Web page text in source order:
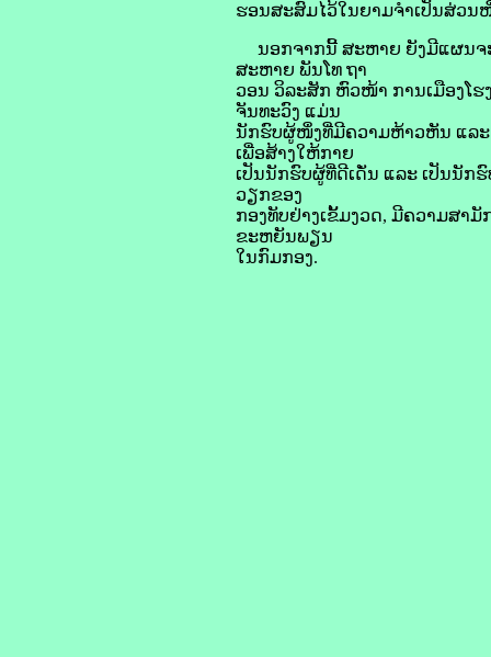
ຮອນສະສົມໄວ້ໃນຍາມຈໍາເປັນສ່ວ
ນອກຈາກນີ້ ສະຫາຍ ຍັງມີແຜນຈ
ສະຫາຍ ພັນໂທ ຖາ
ວອນ ວິລະສັກ ຫົວໜ້າ ການເມືອງໂ
ຈັນທະວົງ ແມ່ນ
ນັກຮົບຜູ້ໜຶ່ງທີ່ມີຄວາມຫ້າວຫັນ ແລະ
ເພື່ອສ້າງໃຫ້ກາຍ
ເປັນນັກຮົບຜູ້ທີ່ດີເດັ່ນ ແລະ ເປັນນັກ
ວຽກຂອງ
ກອງທັບຢ່າງເຂັ້ມງວດ, ມີຄວາມສາ
ຂະຫຍັນພຽນ
ໃນກົມກອງ.